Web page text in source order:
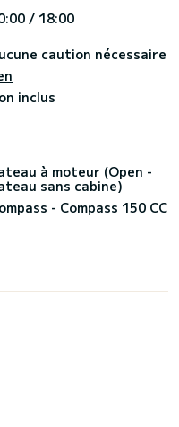
/ 18:00
caution nécessaire
inclus
à moteur (Open -
sans cabine)
- Compass 150 CC